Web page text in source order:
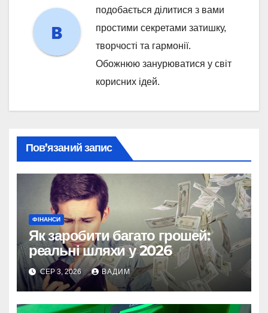
подобається ділитися з вами
простими секретами затишку,
творчості та гармонії.
Обожнюю занурюватися у світ
корисних ідей.
Пов’язаний запис
ФІНАНСИ
Як заробити багато грошей:
реальні шляхи у 2026
СЕР 3, 2026 ВАДИМ